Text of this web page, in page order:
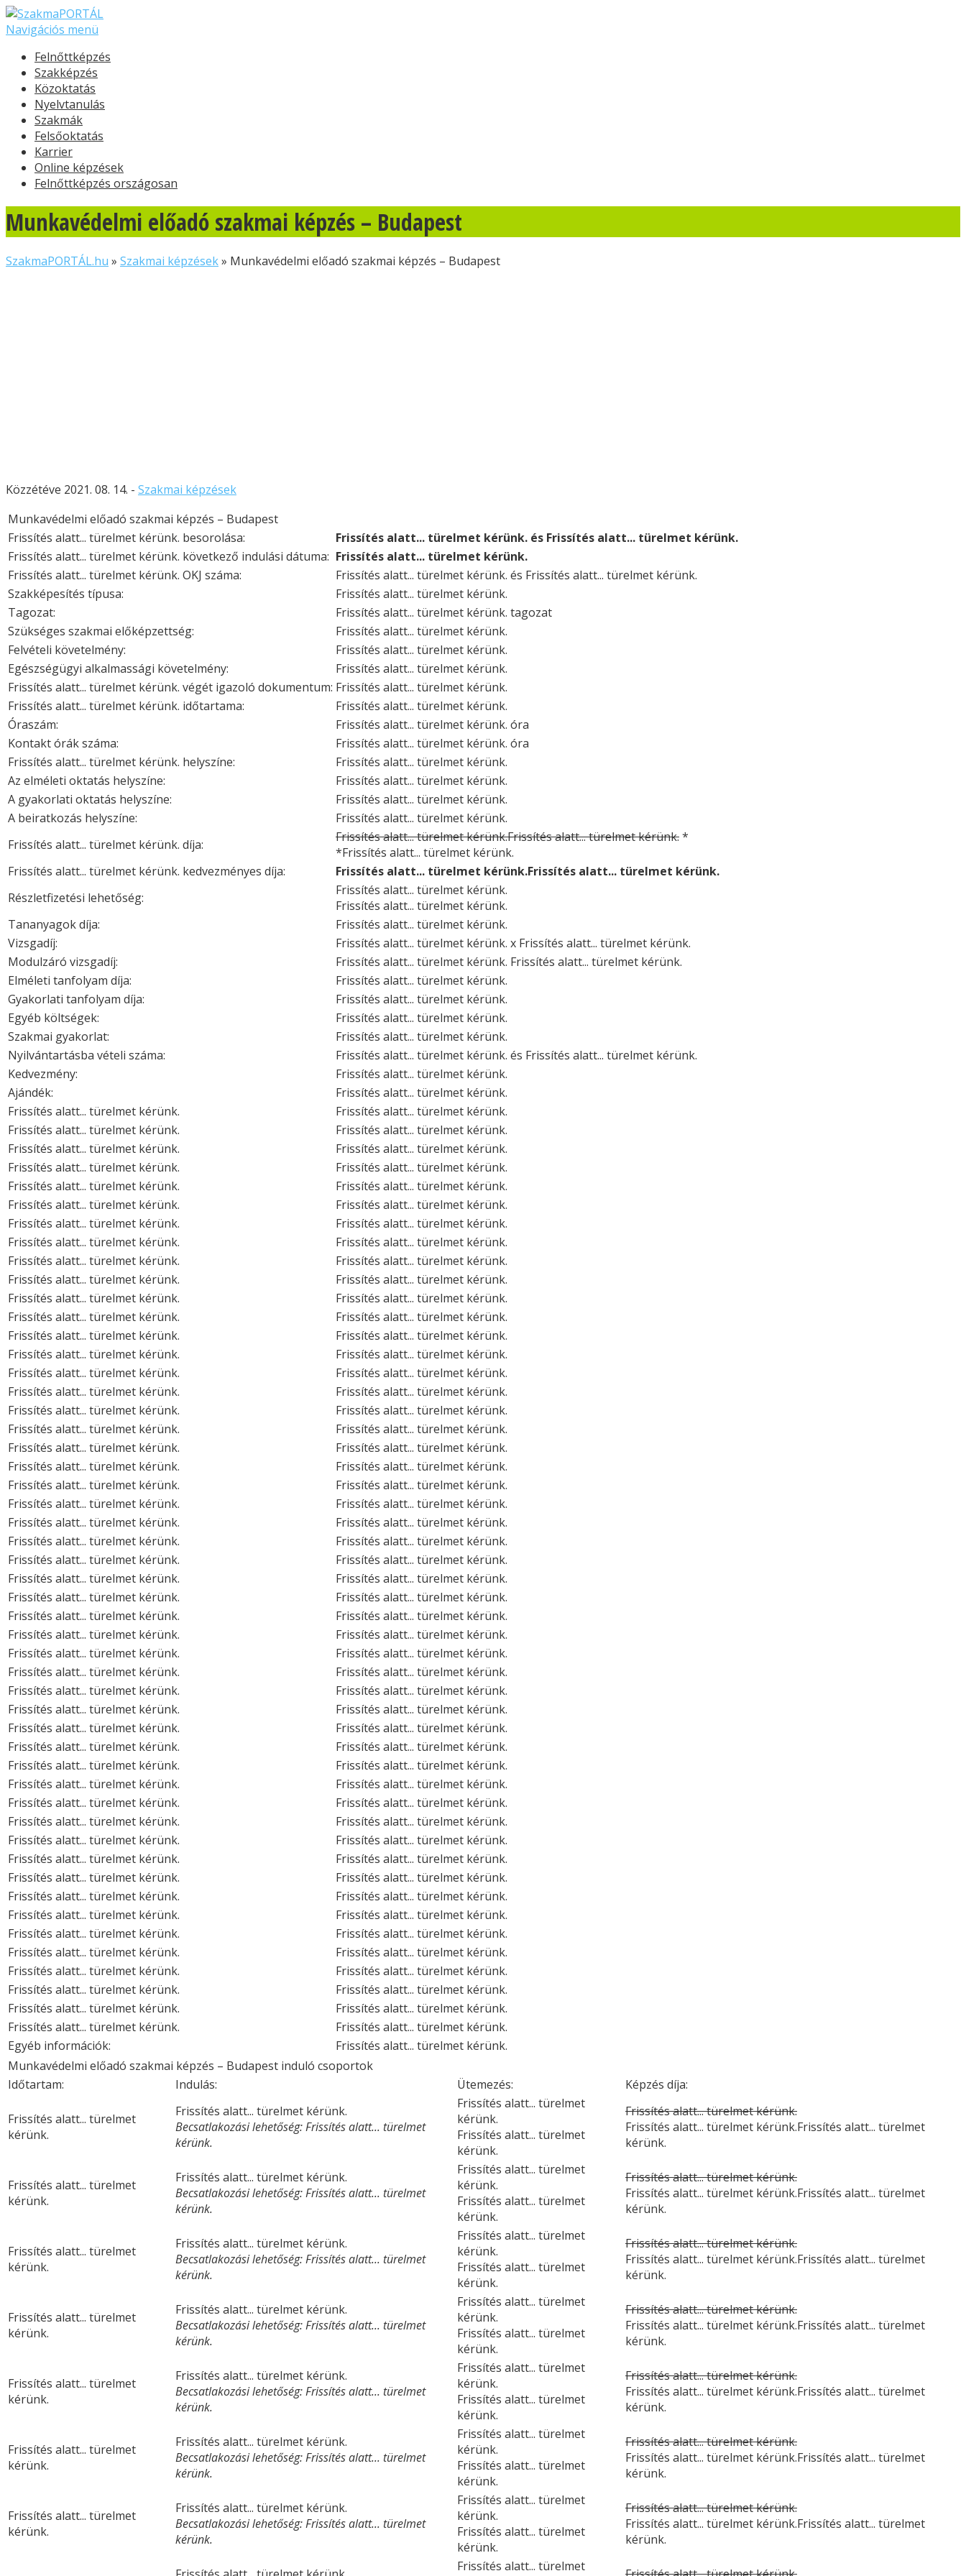
Navigációs menü
Felnőttképzés
Szakképzés
Közoktatás
Nyelvtanulás
Szakmák
Felsőoktatás
Karrier
Online képzések
Felnőttképzés országosan
Munkavédelmi előadó szakmai képzés – Budapest
SzakmaPORTÁL.hu » Szakmai képzések» Munkavédelmi előadó szakmai képzés – Budapest
Közzétéve 2021. 08. 14. - Szakmai képzések
Munkavédelmi előadó szakmai képzés – Budapest
Frissítés alatt... türelmet kérünk. besorolása:
Frissítés alatt... türelmet kérünk. és Frissítés alatt... türelmet kérünk.
Frissítés alatt... türelmet kérünk. következő indulási dátuma: Frissítés alatt... türelmet kérünk.
Frissítés alatt... türelmet kérünk. OKJ száma:
Frissítés alatt... türelmet kérünk. és Frissítés alatt... türelmet kérünk.
Szakképesítés típusa:
Frissítés alatt... türelmet kérünk.
Tagozat:
Frissítés alatt... türelmet kérünk. tagozat
Szükséges szakmai előképzettség:
Frissítés alatt... türelmet kérünk.
Felvételi követelmény:
Frissítés alatt... türelmet kérünk.
Egészségügyi alkalmassági követelmény:
Frissítés alatt... türelmet kérünk.
Frissítés alatt... türelmet kérünk. végét igazoló dokumentum: Frissítés alatt... türelmet kérünk.
Frissítés alatt... türelmet kérünk. időtartama:
Frissítés alatt... türelmet kérünk.
Óraszám:
Frissítés alatt... türelmet kérünk. óra
Kontakt órák száma:
Frissítés alatt... türelmet kérünk. óra
Frissítés alatt... türelmet kérünk. helyszíne:
Frissítés alatt... türelmet kérünk.
Az elméleti oktatás helyszíne:
Frissítés alatt... türelmet kérünk.
A gyakorlati oktatás helyszíne:
Frissítés alatt... türelmet kérünk.
A beiratkozás helyszíne:
Frissítés alatt... türelmet kérünk.
Frissítés alatt... türelmet kérünk. díja:
Frissítés alatt... türelmet kérünk.Frissítés alatt... türelmet kérünk.*
*Frissítés alatt... türelmet kérünk.
Frissítés alatt... türelmet kérünk. kedvezményes díja:
Frissítés alatt... türelmet kérünk.Frissítés alatt... türelmet kérünk.
Részletfizetési lehetőség:
Frissítés alatt... türelmet kérünk.
Frissítés alatt... türelmet kérünk.
Tananyagok díja:
Frissítés alatt... türelmet kérünk.
Vizsgadíj:
Frissítés alatt... türelmet kérünk. x Frissítés alatt... türelmet kérünk.
Modulzáró vizsgadíj:
Frissítés alatt... türelmet kérünk. Frissítés alatt... türelmet kérünk.
Elméleti tanfolyam díja:
Frissítés alatt... türelmet kérünk.
Gyakorlati tanfolyam díja:
Frissítés alatt... türelmet kérünk.
Egyéb költségek:
Frissítés alatt... türelmet kérünk.
Szakmai gyakorlat:
Frissítés alatt... türelmet kérünk.
Nyilvántartásba vételi száma:
Frissítés alatt... türelmet kérünk. és Frissítés alatt... türelmet kérünk.
Kedvezmény:
Frissítés alatt... türelmet kérünk.
Ajándék:
Frissítés alatt... türelmet kérünk.
Frissítés alatt... türelmet kérünk.
Frissítés alatt... türelmet kérünk.
Frissítés alatt... türelmet kérünk.
Frissítés alatt... türelmet kérünk.
Frissítés alatt... türelmet kérünk.
Frissítés alatt... türelmet kérünk.
Frissítés alatt... türelmet kérünk.
Frissítés alatt... türelmet kérünk.
Frissítés alatt... türelmet kérünk.
Frissítés alatt... türelmet kérünk.
Frissítés alatt... türelmet kérünk.
Frissítés alatt... türelmet kérünk.
Frissítés alatt... türelmet kérünk.
Frissítés alatt... türelmet kérünk.
Frissítés alatt... türelmet kérünk.
Frissítés alatt... türelmet kérünk.
Frissítés alatt... türelmet kérünk.
Frissítés alatt... türelmet kérünk.
Frissítés alatt... türelmet kérünk.
Frissítés alatt... türelmet kérünk.
Frissítés alatt... türelmet kérünk.
Frissítés alatt... türelmet kérünk.
Frissítés alatt... türelmet kérünk.
Frissítés alatt... türelmet kérünk.
Frissítés alatt... türelmet kérünk.
Frissítés alatt... türelmet kérünk.
Frissítés alatt... türelmet kérünk.
Frissítés alatt... türelmet kérünk.
Frissítés alatt... türelmet kérünk.
Frissítés alatt... türelmet kérünk.
Frissítés alatt... türelmet kérünk.
Frissítés alatt... türelmet kérünk.
Frissítés alatt... türelmet kérünk.
Frissítés alatt... türelmet kérünk.
Frissítés alatt... türelmet kérünk.
Frissítés alatt... türelmet kérünk.
Frissítés alatt... türelmet kérünk.
Frissítés alatt... türelmet kérünk.
Frissítés alatt... türelmet kérünk.
Frissítés alatt... türelmet kérünk.
Frissítés alatt... türelmet kérünk.
Frissítés alatt... türelmet kérünk.
Frissítés alatt... türelmet kérünk.
Frissítés alatt... türelmet kérünk.
Frissítés alatt... türelmet kérünk.
Frissítés alatt... türelmet kérünk.
Frissítés alatt... türelmet kérünk.
Frissítés alatt... türelmet kérünk.
Frissítés alatt... türelmet kérünk.
Frissítés alatt... türelmet kérünk.
Frissítés alatt... türelmet kérünk.
Frissítés alatt... türelmet kérünk.
Frissítés alatt... türelmet kérünk.
Frissítés alatt... türelmet kérünk.
Frissítés alatt... türelmet kérünk.
Frissítés alatt... türelmet kérünk.
Frissítés alatt... türelmet kérünk.
Frissítés alatt... türelmet kérünk.
Frissítés alatt... türelmet kérünk.
Frissítés alatt... türelmet kérünk.
Frissítés alatt... türelmet kérünk.
Frissítés alatt... türelmet kérünk.
Frissítés alatt... türelmet kérünk.
Frissítés alatt... türelmet kérünk.
Frissítés alatt... türelmet kérünk.
Frissítés alatt... türelmet kérünk.
Frissítés alatt... türelmet kérünk.
Frissítés alatt... türelmet kérünk.
Frissítés alatt... türelmet kérünk.
Frissítés alatt... türelmet kérünk.
Frissítés alatt... türelmet kérünk.
Frissítés alatt... türelmet kérünk.
Frissítés alatt... türelmet kérünk.
Frissítés alatt... türelmet kérünk.
Frissítés alatt... türelmet kérünk.
Frissítés alatt... türelmet kérünk.
Frissítés alatt... türelmet kérünk.
Frissítés alatt... türelmet kérünk.
Frissítés alatt... türelmet kérünk.
Frissítés alatt... türelmet kérünk.
Frissítés alatt... türelmet kérünk.
Frissítés alatt... türelmet kérünk.
Frissítés alatt... türelmet kérünk.
Frissítés alatt... türelmet kérünk.
Frissítés alatt... türelmet kérünk.
Frissítés alatt... türelmet kérünk.
Frissítés alatt... türelmet kérünk.
Frissítés alatt... türelmet kérünk.
Frissítés alatt... türelmet kérünk.
Frissítés alatt... türelmet kérünk.
Frissítés alatt... türelmet kérünk.
Frissítés alatt... türelmet kérünk.
Frissítés alatt... türelmet kérünk.
Frissítés alatt... türelmet kérünk.
Frissítés alatt... türelmet kérünk.
Frissítés alatt... türelmet kérünk.
Frissítés alatt... türelmet kérünk.
Frissítés alatt... türelmet kérünk.
Frissítés alatt... türelmet kérünk.
Frissítés alatt... türelmet kérünk.
Egyéb információk:
Frissítés alatt... türelmet kérünk.
Munkavédelmi előadó szakmai képzés – Budapest induló csoportok
Időtartam:
Indulás: Ütemezés: Képzés díja:
Frissítés alatt... türelmet
kérünk.
Frissítés alatt... türelmet kérünk.
Becsatlakozási lehetőség: Frissítés alatt... türelmet
kérünk.
Frissítés alatt... türelmet
kérünk.
Frissítés alatt... türelmet
kérünk.
Frissítés alatt... türelmet kérünk.
Frissítés alatt... türelmet kérünk.Frissítés alatt... türelmet
kérünk.
Frissítés alatt... türelmet
kérünk.
Frissítés alatt... türelmet kérünk.
Becsatlakozási lehetőség: Frissítés alatt... türelmet
kérünk.
Frissítés alatt... türelmet
kérünk.
Frissítés alatt... türelmet
kérünk.
Frissítés alatt... türelmet kérünk.
Frissítés alatt... türelmet kérünk.Frissítés alatt... türelmet
kérünk.
Frissítés alatt... türelmet
kérünk.
Frissítés alatt... türelmet kérünk.
Becsatlakozási lehetőség: Frissítés alatt... türelmet
kérünk.
Frissítés alatt... türelmet
kérünk.
Frissítés alatt... türelmet
kérünk.
Frissítés alatt... türelmet kérünk.
Frissítés alatt... türelmet kérünk.Frissítés alatt... türelmet
kérünk.
Frissítés alatt... türelmet
kérünk.
Frissítés alatt... türelmet kérünk.
Becsatlakozási lehetőség: Frissítés alatt... türelmet
kérünk.
Frissítés alatt... türelmet
kérünk.
Frissítés alatt... türelmet
kérünk.
Frissítés alatt... türelmet kérünk.
Frissítés alatt... türelmet kérünk.Frissítés alatt... türelmet
kérünk.
Frissítés alatt... türelmet
kérünk.
Frissítés alatt... türelmet kérünk.
Becsatlakozási lehetőség: Frissítés alatt... türelmet
kérünk.
Frissítés alatt... türelmet
kérünk.
Frissítés alatt... türelmet
kérünk.
Frissítés alatt... türelmet kérünk.
Frissítés alatt... türelmet kérünk.Frissítés alatt... türelmet
kérünk.
Frissítés alatt... türelmet
kérünk.
Frissítés alatt... türelmet kérünk.
Becsatlakozási lehetőség: Frissítés alatt... türelmet
kérünk.
Frissítés alatt... türelmet
kérünk.
Frissítés alatt... türelmet
kérünk.
Frissítés alatt... türelmet kérünk.
Frissítés alatt... türelmet kérünk.Frissítés alatt... türelmet
kérünk.
Frissítés alatt... türelmet
kérünk.
Frissítés alatt... türelmet kérünk.
Becsatlakozási lehetőség: Frissítés alatt... türelmet
kérünk.
Frissítés alatt... türelmet
kérünk.
Frissítés alatt... türelmet
kérünk.
Frissítés alatt... türelmet kérünk.
Frissítés alatt... türelmet kérünk.Frissítés alatt... türelmet
kérünk.
Frissítés alatt... türelmet